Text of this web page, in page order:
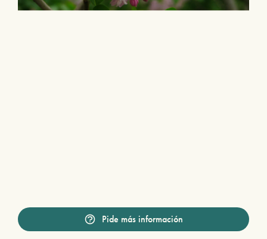
Pide más información